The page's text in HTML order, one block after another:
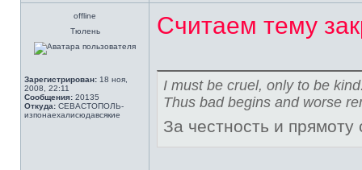
offline
Тюлень
Зарегистрирован: 18 ноя,
2008, 22:11
Сообщения: 20135
Откуда: СЕВАСТОПОЛЬ-
изпонаехалисюдавсякие
Считаем тему
I must be cruel, only to be
Thus bad begins and worse
За честность и